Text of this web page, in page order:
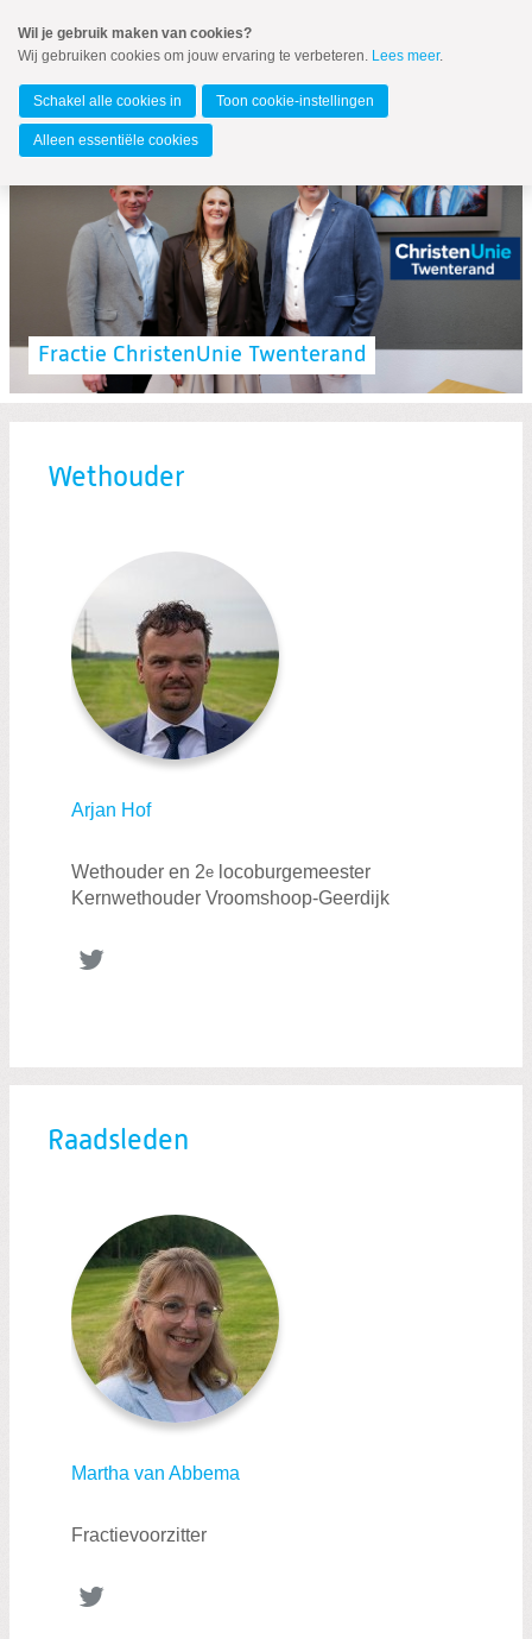
naar
Spring
de
inhoud
Spring
naar
Twenterand
MENU
Fractie
Steunfractie
Wij zijn op zoek naar jou!
Profielschetsen
Fractie ChristenUnie Twenterand
Fractie
Wethouder
Arjan Hof
Wethouder en 2e locoburgemeester
Kernwethouder Vroomshoop-Geerdijk
Raadsleden
Martha van Abbema
Fractievoorzitter
Wil je gebruik maken van cookies?
Wij gebruiken cookies om jouw ervaring te verbeteren. Lees meer.
Schakel alle cookies in Toon cookie-instellingen
Alleen essentiële cookies